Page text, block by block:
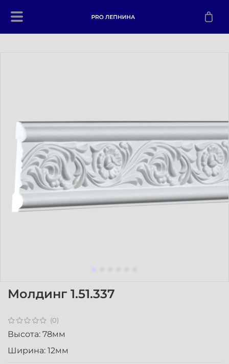
(0)
Молдинг 1.51.337
Высота: 78мм
Ширина: 12мм